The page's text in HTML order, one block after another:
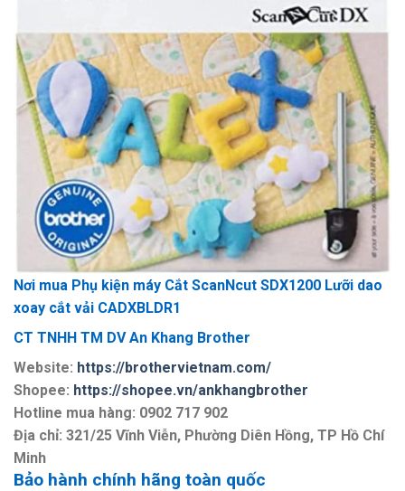
Nơi mua Phụ kiện máy Cắt ScanNcut SDX1200 Lưỡi dao
xoay cắt vải CADXBLDR1
CT TNHH TM DV An Khang Brother
Website: https://brothervietnam.com/
Shopee: https://shopee.vn/ankhangbrother
Hotline mua hàng: 0902 717 902
Địa chỉ: 321/25 Vĩnh Viễn, Phường Diên Hồng, TP Hồ Chí
Minh
Bảo hành chính hãng toàn quốc